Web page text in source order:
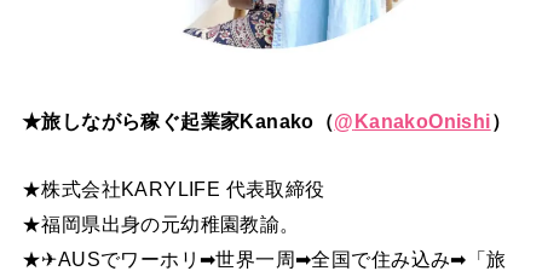
★旅しながら稼ぐ起業家Kanako（@ KanakoOnishi）
★株式会社KARYLIFE 代表取締役
★福岡県出身の元幼稚園教諭。
★✈AUSでワーホリ➡世界一周➡全国で住み込み➡「旅